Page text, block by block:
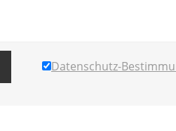
Datenschutz-